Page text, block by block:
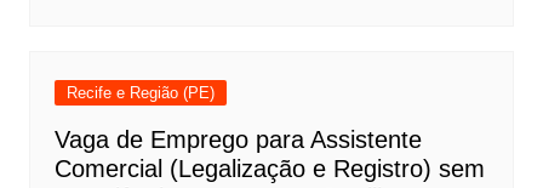
Recife e Região (PE)
Vaga de Emprego para Assistente
Comercial (Legalização e Registro) sem